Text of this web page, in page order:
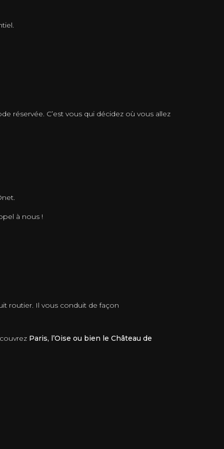
réservée. C’est vous qui décidez où vous allez
à nous !
routier. Il vous conduit de façon
Paris, l’Oise ou bien le Château de